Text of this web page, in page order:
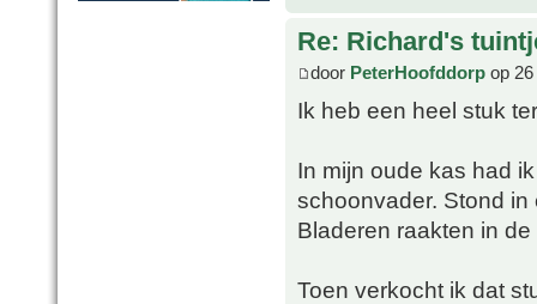
Re: Richard's
door PeterHoofddorp op
Ik heb een heel stuk
In mijn oude kas had
schoonvader. Stond
Bladeren raakten in
Toen verkocht ik dat